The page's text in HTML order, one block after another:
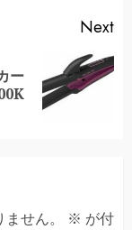
Next
ー
せん。 ※ が付